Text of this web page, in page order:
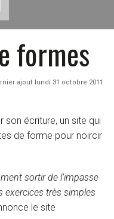
formes
ajout lundi 31 octobre 2011
son écriture, un site qui
de forme pour noircir
sortir de l’impasse
exercices très simples
le site